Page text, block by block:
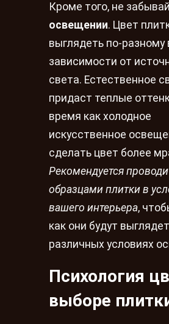
Кроме того, не
освещении. Цвет
выглядеть по-разному
зависимости от
света. Естественное
придаст теплые
время как холодное
искусственное
сделать цвет более
Рекомендуется
образцами плитки в
вашего интерьера,
как они будут
различных условиях
Психология
выборе